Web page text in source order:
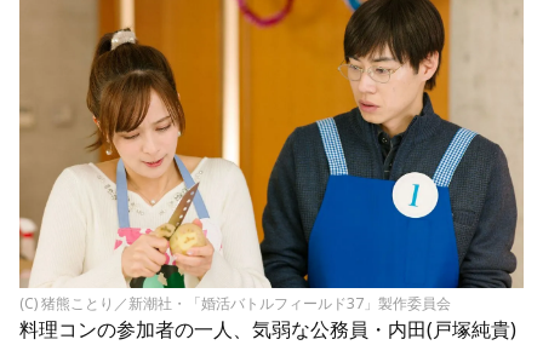
(C) 猪熊ことり／新潮社・「婚活バトルフィールド37」製作委員会
料理コンの参加者の一人、気弱な公務員・内田(戸塚純貴)